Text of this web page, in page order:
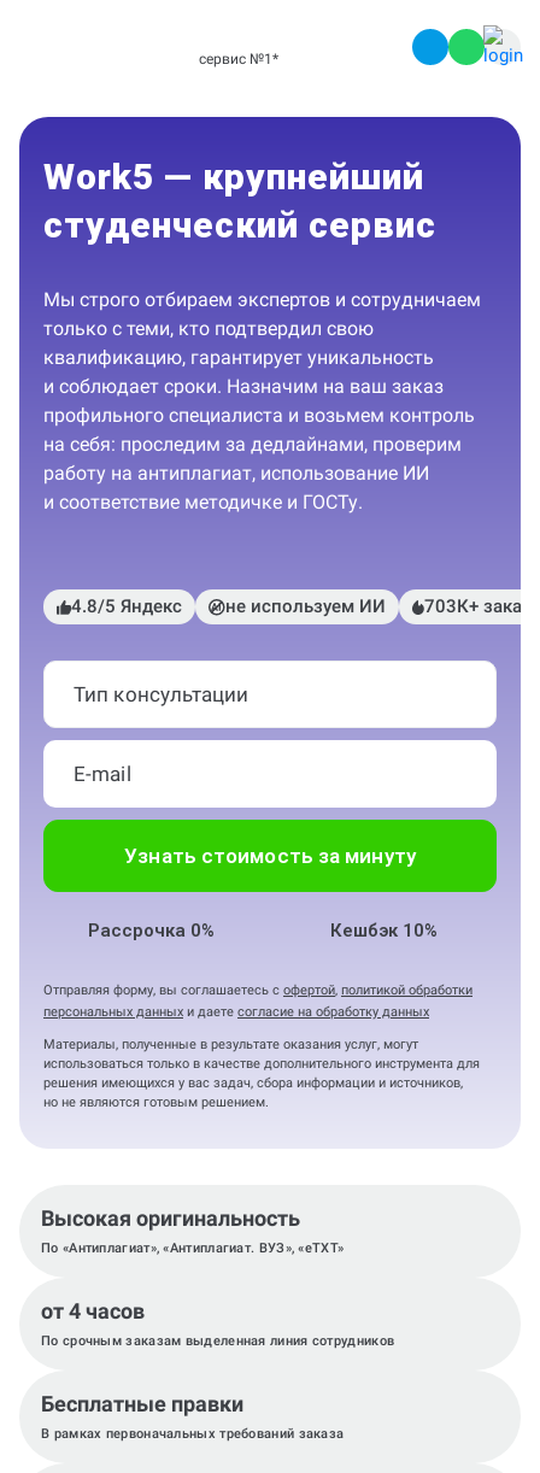
сервис №1 *
Work5 — крупнейший
студенческий сервис
Мы строго отбираем экспертов и сотрудничаем
только с теми, кто подтвердил свою
квалификацию, гарантирует уникальность
и соблюдает сроки. Назначим на ваш заказ
профильного специалиста и возьмем контроль
на себя: проследим за дедлайнами, проверим
работу на антиплагиат, использование ИИ
и соответствие методичке и ГОСТу.
4.8/5 Яндекс не используем ИИ 703К+
Тип консультации
Узнать стоимость за минуту
Рассрочка 0% Кешбэк 10%
Отправляя форму, вы соглашаетесь с офертой, политикой обработки
персональных данных и даете согласие на обработку данных
Материалы, полученные в результате оказания услуг, могут
использоваться только в качестве дополнительного инструмента для
решения имеющихся у вас задач, сбора информации и источников,
но не являются готовым решением.
Высокая оригинальность
По «Антиплагиат», «Антиплагиат. ВУЗ», «eTXT»
от 4 часов
По срочным заказам выделенная линия сотрудников
Бесплатные правки
В рамках первоначальных требований заказа